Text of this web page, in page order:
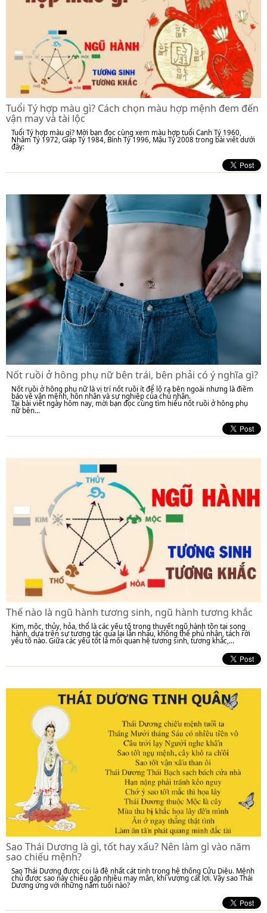
Tuổi Tý hợp màu gì? Cách chọn màu hợp mệnh đem đến
vận may và tài lộc
Tuổi Tý hợp màu gì? Mời bạn đọc cùng xem màu hợp tuổi Canh Tý 1960,
Nhâm Tý 1972, Giáp Tý 1984, Bính Tý 1996, Mậu Tý 2008 trong bài viết dưới
đây:
Nốt ruồi ở hông phụ nữ bên trái, bên phải có ý nghĩa gì?
Nốt ruồi ở hông phụ nữ là vị trí nốt ruồi ít để lộ ra bên ngoài nhưng là điềm
báo về vận mệnh, hôn nhân và sự nghiệp của chủ nhân.
Tại bài viết ngày hôm nay, mời bạn đọc cùng tìm hiểu nốt ruồi ở hông phụ
nữ bên...
Thế nào là ngũ hành tương sinh, ngũ hành tương khắc
Kim, mộc, thủy, hỏa, thổ là các yếu tố trong thuyết ngũ hành tồn tại song
hành, dựa trên sự tương tác qua lại lẫn nhau, không thể phủ nhận, tách rời
yếu tố nào. Giữa các yếu tốt là mối quan hệ tương sinh, tương khắc,...
Sao Thái Dương là gì, tốt hay xấu? Nên làm gì vào năm
sao chiếu mệnh?
Sao Thái Dương được coi là đệ nhất cát tinh trong hệ thống Cửu Diệu. Mệnh
chủ được sao này chiếu gặp nhiều may mắn, khí vượng cát lợi. Vậy sao Thái
Dương ứng với những năm tuổi nào?